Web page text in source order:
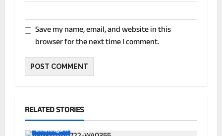
Save my name, email, and website in this
browser for the next time I comment.
RELATED STORIES
Chhattisgarh